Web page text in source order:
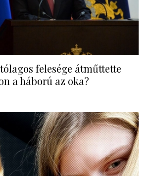
felesége átműttette
a háború az oka?